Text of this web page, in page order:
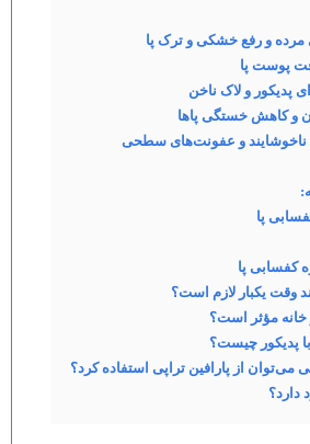
و رفع خشکی و ترک پا
پوست پا
پدیکور و لاک ناخن
و کاهش خستگی پاها
ناخوشایند و عفونت‌های سطحی
پا
کفسابی پا
وقت یکبار لازم است؟
خانه مؤثر است؟
پدیکور چیست؟
می‌توان از پارافین تراپی استفاده کرد؟
دارد؟